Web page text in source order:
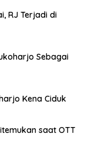
RJ Terjadi di
Sebagai
Kena Ciduk
saat OTT